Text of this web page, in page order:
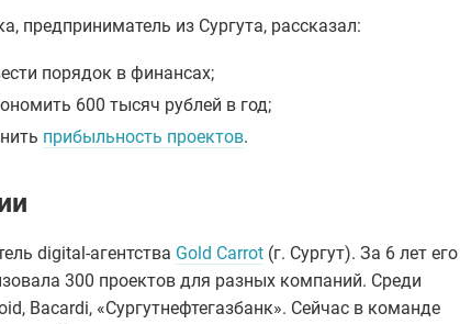
предприниматель из Сургута, рассказал:
порядок в финансах;
600 тысяч рублей в год;
прибыльность проектов.
digital-агентства Gold Carrot (г. Сургут). За 6 лет его
300 проектов для разных компаний. Среди
Bacardi, «Сургутнефтегазбанк». Сейчас в команде